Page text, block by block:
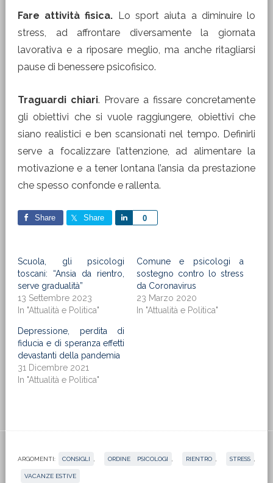
Fare attività fisica. Lo sport aiuta a diminuire lo
stress, ad affrontare diversamente la giornata
lavorativa e a riposare meglio, ma anche ritagliarsi
pause di benessere psicofisico.
Traguardi chiari. Provare a fissare concretamente
gli obiettivi che si vuole raggiungere, obiettivi che
siano realistici e ben scansionati nel tempo. Definirli
serve a focalizzare l’attenzione, ad alimentare la
motivazione e a tener lontana l’ansia da prestazione
che spesso confonde e rallenta.
Share Share 0
Share
Scuola, gli psicologi
toscani: “Ansia da rientro,
serve gradualità”
13 Settembre 2023
In "Attualità e Politica"
Comune e psicologi a
sostegno contro lo stress
da Coronavirus
23 Marzo 2020
In "Attualità e Politica"
Depressione, perdita di
fiducia e di speranza effetti
devastanti della pandemia
31 Dicembre 2021
In "Attualità e Politica"
ARGOMENTI: CONSIGLI ORDINE PSICOLOGI RIENTRO STRESS
VACANZE ESTIVE